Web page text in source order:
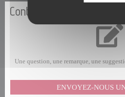
Contactez-nous
Une question, une remarque, une
ENVOYEZ-NOUS